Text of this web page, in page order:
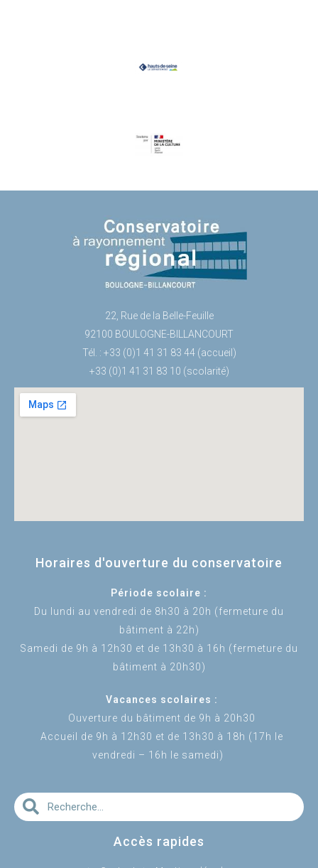
22, Rue de la Belle-Feuille
92100 BOULOGNE-BILLANCOURT
Tél. : +33 (0)1 41 31 83 44 (accueil)
+33 (0)1 41 31 83 10 (scolarité)
Horaires d'ouverture du conservatoire
Période scolaire :
Du lundi au vendredi de 8h30 à 20h (fermeture du
bâtiment à 22h)
Samedi de 9h à 12h30 et de 13h30 à 16h (fermeture du
bâtiment à 20h30)
Vacances scolaires :
Ouverture du bâtiment de 9h à 20h30
Accueil de 9h à 12h30 et de 13h30 à 18h (17h le
vendredi – 16h le samedi)
Accès rapides